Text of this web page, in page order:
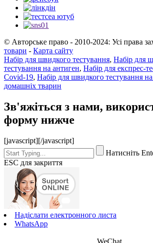
© Авторське право - 2010-2024: Усі права
товари - Карта сайту
Набір для швидкого тестування, Набір для
тестування на антиген, Набір для експрес-
Covid-19, Набір для швидкого тестування
домашніх тварин
Зв'яжіться з нами,
форму нижче
[javascript][/javascript]
Натисніть
ESC для закриття
Надіслати електронного листа
WhatsApp
WeChat